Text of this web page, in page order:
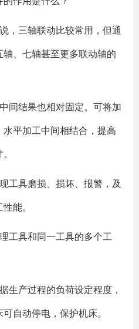
，三轴联动比较常用，但通
、七轴甚至更多联动轴的
间结果也相对固定。可将加
平加工中间相结合，提高
工具磨损、损坏、报警，及
能。
工具和同一工具的多个工
生产过程的负荷设定程度，
自动停电，保护机床。